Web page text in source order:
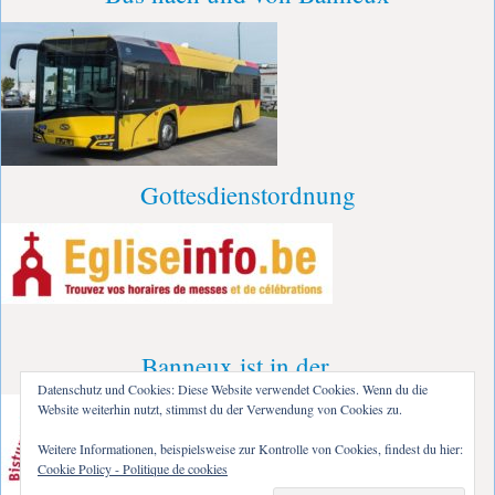
Gottesdienstordnung
Banneux ist in der…
Datenschutz und Cookies: Diese Website verwendet Cookies. Wenn du die
Website weiterhin nutzt, stimmst du der Verwendung von Cookies zu.
Weitere Informationen, beispielsweise zur Kontrolle von Cookies, findest du hier:
Cookie Policy - Politique de cookies